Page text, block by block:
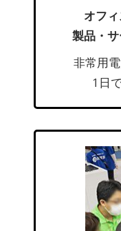
オフ
製品・
非常用
1日